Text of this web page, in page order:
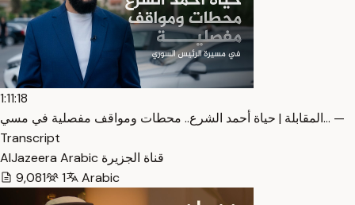
1:11:18
المقابلة | حياة أحمد الشرع.. محطات ومواقف مفصلية في مسي… —
Transcript
AlJazeera Arabic قناة الجزيرة
9,081
1 Arabic